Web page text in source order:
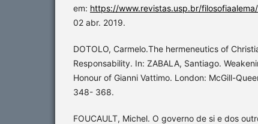
em: https://www.revistas.usp.br/
02 abr. 2019.
DOTOLO, Carmelo.The hermeneutics of
Responsability. In: ZABALA, Santiago.
Honour of Gianni Vattimo. London: McGill-
348- 368.
FOUCAULT, Michel. O governo de si e dos